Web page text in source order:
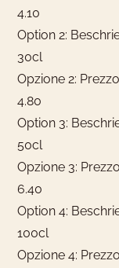
4.10
Option 2:
30cl
Opzione 2: Prezzo
4.80
Option 3:
50cl
Opzione 3: Prezzo
6.40
Option 4:
100cl
Opzione 4: Prezzo